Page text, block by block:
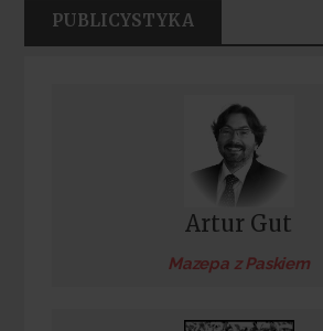
PUBLICYSTYKA
Artur Gut
Mazepa z Paskiem